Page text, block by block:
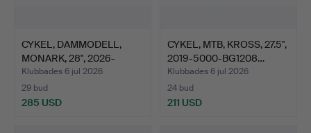
CYKEL, DAMMODELL,
MONARK, 28", 2026-
HG6442…
Klubbades 6 jul 2026
29 bud
285 USD
CYKEL, MTB, KROSS, 27.5",
2019-5000-BG1208…
Klubbades 6 jul 2026
24 bud
211 USD